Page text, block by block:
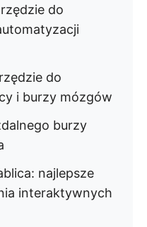
do
do
i burzy mózgów
burzy
najlepsze
interaktywnych